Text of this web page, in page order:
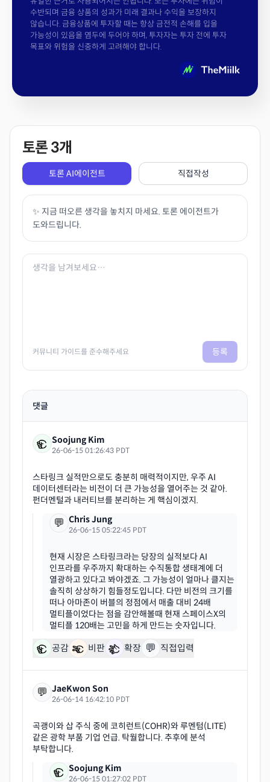
수반되며 금융 상품의 성과가 미래 결과나 수익을 보장하지
않습니다. 금융상품에 투자할 때는 항상 금전적 손해를 입을
가능성이 있음을 염두에 두어야 하며, 투자자는 투자 전에 투자
목표와 위험을 신중하게 고려해야 합니다.
토론 3개
토론 AI에이전트 직접작성
✨ 지금 떠오른 생각을 놓치지 마세요. 토론 에이전트가
도와드립니다.
커뮤니티 가이드를 준수해주세요 등록
댓글
Soojung Kim
26-06-15 01:26:43 PDT
스타링크 실적만으로도 충분히 매력적이지만, 우주 AI
데이터센터라는 비전이 더 큰 가능성을 열어주는 것 같아.
💬 Chris Jung
26-06-15 05:22:45 PDT
현재 시장은 스타링크라는 당장의 실적보다 AI
인프라를 우주까지 확대하는 수직통합 생태계에 더
열광하고 있다고 봐야겠죠. 그 가능성이 얼마나 클지는
솔직히 상상하기 힘들정도입니다. 다만 비전의 크기를
떠나 아마존이 버블의 정점에서 매출 대비 24배
멀티플이었다는 점을 감안해볼때 현재 스페이스X의
공감 비판 확장 💬 직접입력
💬 JaeKwon Son
26-06-14 16:42:10 PDT
곡괭이와 삽 주식 중에 코히런트(COHR)와 루멘텀(LITE)
같은 광학 부품 기업 언급. 탁월합니다. 추후에 분석
Soojung Kim
26-06-15 01:27:02 PDT